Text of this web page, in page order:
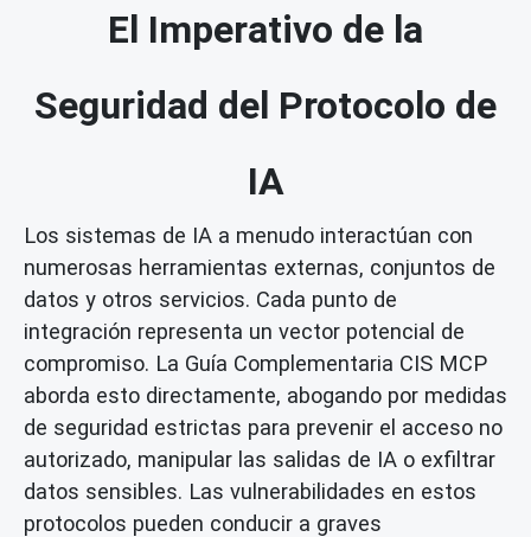
El Imperativo de la
Seguridad del Protocolo de
IA
Los sistemas de IA a menudo interactúan con
numerosas herramientas externas, conjuntos de
datos y otros servicios. Cada punto de
integración representa un vector potencial de
compromiso. La Guía Complementaria CIS MCP
aborda esto directamente, abogando por medidas
de seguridad estrictas para prevenir el acceso no
autorizado, manipular las salidas de IA o exfiltrar
datos sensibles. Las vulnerabilidades en estos
protocolos pueden conducir a graves